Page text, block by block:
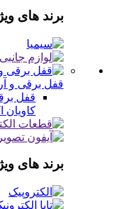
برند های
قفل برقی و
قفل
کاویان
برند های